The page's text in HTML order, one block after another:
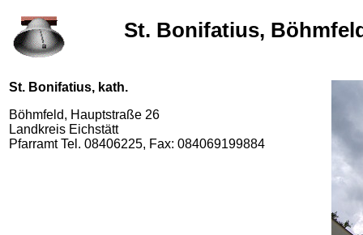
St. Bonifatius,
St. Bonifatius, kath.
Böhmfeld, Hauptstraße 26
Landkreis Eichstätt
Pfarramt Tel. 08406225, Fax: 084069199884